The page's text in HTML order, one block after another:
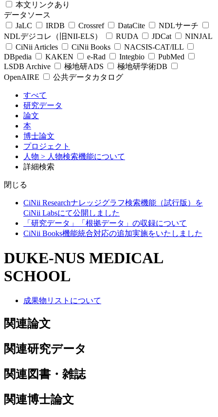
本文リンクあり
データソース
JaLC
IRDB Crossref DataCite
NDLサーチ
NDLデジコレ（旧NII-ELS）
RUDA JDCat
NINJAL
CiNii Articles
CiNii Books
NACSIS-CAT/ILL
DBpedia
KAKEN e-Rad Integbio
PubMed
LSDB Archive
極地研ADS
極地研学術DB
OpenAIRE
公共データカタログ
すべて
研究データ
論文
本
博士論文
プロジェクト
人物 > 人物検索機能について
詳細検索
閉じる
CiNii Researchナレッジグラフ検索機能（試行版）を
CiNii Labsにて公開しました
「研究データ」「根拠データ」の収録について
CiNii Books機能統合対応の追加実施をいたしました
DUKE-NUS MEDICAL
SCHOOL
成果物リストについて
関連論文
関連研究データ
関連図書・雑誌
関連博士論文